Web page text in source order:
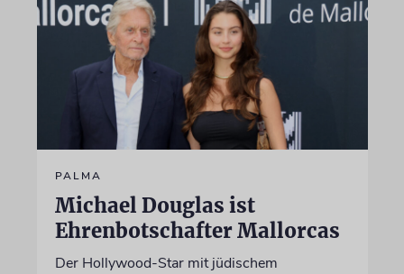
PALMA
Michael Douglas ist
Ehrenbotschafter Mallorcas
Der Hollywood-Star mit jüdischem